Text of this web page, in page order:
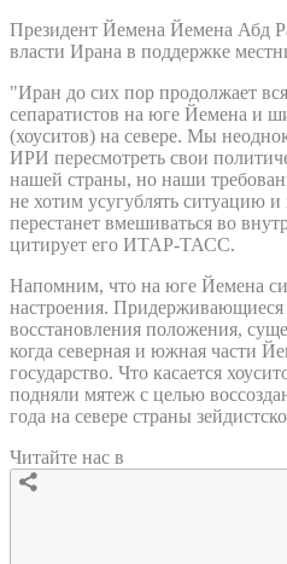
Президент Йемена Йемена Абд
власти Ирана в поддержке
"Иран до сих пор продолжает
сепаратистов на юге Йемена и
(хоуситов) на севере. Мы
ИРИ пересмотреть свои
нашей страны, но наши
не хотим усугублять ситуацию и
перестанет вмешиваться во
цитирует его ИТАР-ТАСС.
Напомним, что на юге Йемена
настроения. Придерживающиеся
восстановления положения,
когда северная и южная части
государство. Что касается
подняли мятеж с целью
года на севере страны
Читайте нас в